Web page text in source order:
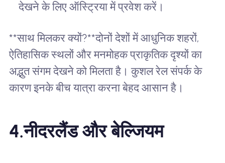
देखने के लिए ऑस्ट्रिया में प्रवेश करें।
**साथ मिलकर क्यों?**दोनों देशों में आधुनिक शहरों,
ऐतिहासिक स्थलों और मनमोहक प्राकृतिक दृश्यों का
अद्भुत संगम देखने को मिलता है। कुशल रेल संपर्क के
कारण इनके बीच यात्रा करना बेहद आसान है।
4.नीदरलैंड और बेल्जियम